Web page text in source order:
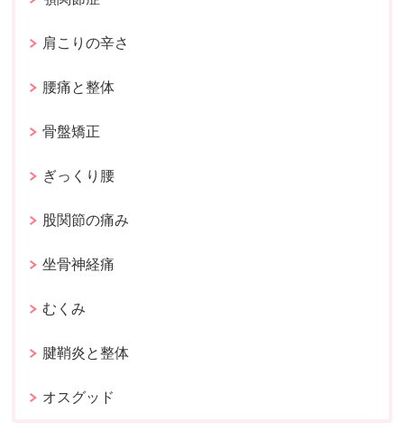
肩こりの辛さ
腰痛と整体
骨盤矯正
ぎっくり腰
股関節の痛み
坐骨神経痛
むくみ
腱鞘炎と整体
オスグッド